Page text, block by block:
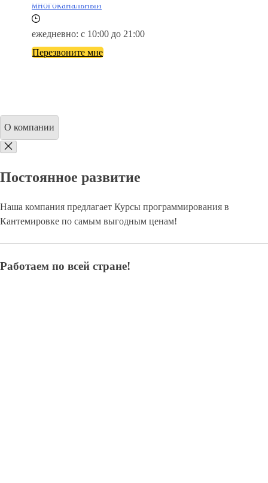
многоканальный
ежедневно: с 10:00 до 21:00
Перезвоните мне
О компании
Постоянное развитие
Наша компания предлагает Курсы программирования в
Кантемировке по самым выгодным ценам!
Работаем по всей стране!